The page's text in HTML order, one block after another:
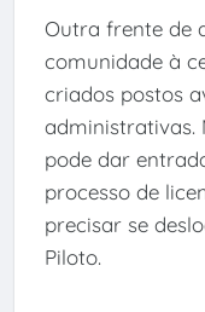
Outra frente de
comunidade à
criados postos
administrativas.
pode dar
processo de
precisar se
Piloto.